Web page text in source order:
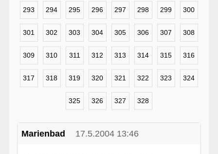
293 294 295 296 297 298 299 300
301 302 303 304 305 306 307 308
309 310 311 312 313 314 315 316
317 318 319 320 321 322 323 324
325 326 327 328
Marienbad 17.5.2004 13:46